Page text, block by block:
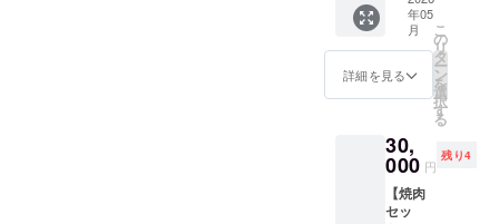
●ステー
キのた
れ おろ
（大根
（北海
産））
、醤
油、梅
酢、砂
糖、り
植物性
たん
品、食
塩、パ
ショウ
末、卵
粉末／
調味料
鍋用
ラーメ
ン：
玉 ・国
産牛肉
100%ハ
グ
（150g
× 2個入
り）
モン」
と「上
ガツホ
ルモ
りに特
製の焼
肉のた
れでど
うぞ。
と「牛
プルプ
ルホル
モ
一度に
楽しめ
べ比べ
セット
が創業
当時か
ら手づ
くりし
ている
製たれ
に漬け
込ん
だ、北
海道産
年05
月
詳細を見る
こ
の
リ
タ
ー
ン
を
選
択
す
る
30,
000 円
残り4
【焼肉
セッ